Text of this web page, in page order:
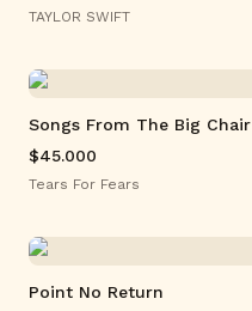
TAYLOR SWIFT
Songs From The Big Chair
$45.000
Tears For Fears
Point No Return